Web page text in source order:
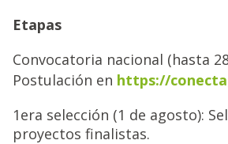
Etapas
Convocatoria nacional (hasta
Postulación en https://
1era selección (1 de agosto):
proyectos finalistas.